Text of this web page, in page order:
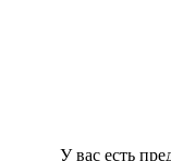
У вас есть